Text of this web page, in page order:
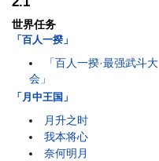
世界任务
「百人一揆」
「百人一揆·最强武斗大
会」
「月中王国」
月升之时
我本将心
奈何明月